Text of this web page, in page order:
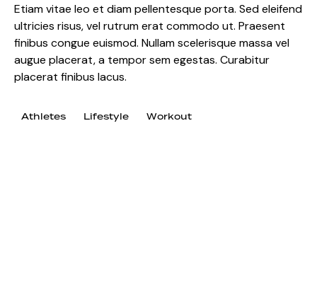
Etiam vitae leo et diam pellentesque porta. Sed eleifend
ultricies risus, vel rutrum erat commodo ut. Praesent
finibus congue euismod. Nullam scelerisque massa vel
augue placerat, a tempor sem egestas. Curabitur
placerat finibus lacus.
Athletes Lifestyle Workout